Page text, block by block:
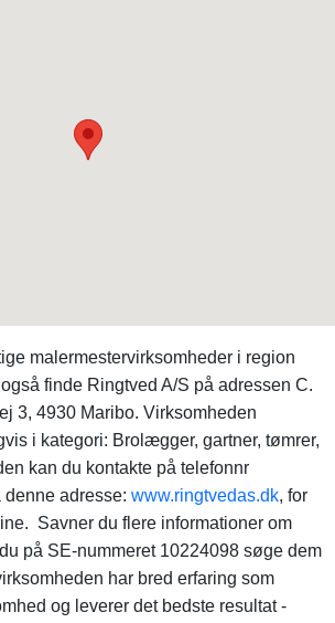
malermestervirksomheder i region
finde Ringtved A/S på adressen C.
3, 4930 Maribo. Virksomheden
i kategori: Brolægger, gartner, tømrer,
kan du kontakte på telefonnr
adresse: www.ringtvedas.dk, for
Savner du flere informationer om
på SE-nummeret 10224098 søge dem
har bred erfaring som
og leverer det bedste resultat -